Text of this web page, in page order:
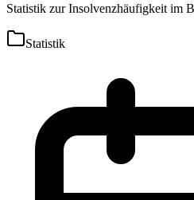
Statistik zur Insolvenzhäufigkeit im
Statistik